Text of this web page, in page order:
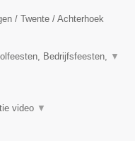
/ Twente / Achterhoek
Bedrijfsfeesten, ▼
video ▼